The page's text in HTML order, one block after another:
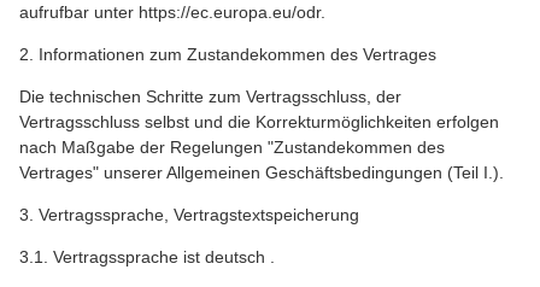
aufrufbar unter https://ec.europa.eu/odr.
2. Informationen zum Zustandekommen des Vertrages
Die technischen Schritte zum Vertragsschluss, der
Vertragsschluss selbst und die Korrekturmöglichkeiten erfolgen
nach Maßgabe der Regelungen "Zustandekommen des
Vertrages" unserer Allgemeinen Geschäftsbedingungen (Teil I.).
3. Vertragssprache, Vertragstextspeicherung
3.1. Vertragssprache ist deutsch .